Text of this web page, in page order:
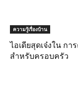
ความรู้เรื่องบ้าน
ไอเดียสุดเจ๋งใน ก
สำหรับครอบครัว